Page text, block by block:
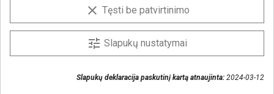
Prenumeruokite naujienlaiškį ir visada sužinokite
Sutinku, kad mano duomenys būtų saugomi
clear Tęsti be patvirtinimo
tune Slapukų nustatymai
Slapukų deklaracija paskutinį kartą atnaujinta: 2024-03-12